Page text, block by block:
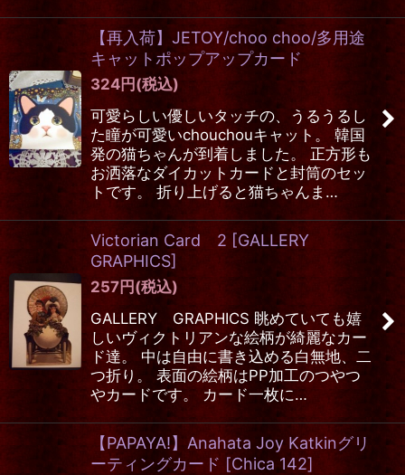
【再入荷】JETOY/choo choo/多用途
キャットポップアップカード
324円 (税込)
可愛らしい優しいタッチの、うるうるし
た瞳が可愛いchouchouキャット。 韓国
発の猫ちゃんが到着しました。 正方形も
お洒落なダイカットカードと封筒のセッ
トです。 折り上げると猫ちゃんま…
Victorian Card 2 [GALLERY
GRAPHICS]
257円 (税込)
GALLERY GRAPHICS 眺めていても嬉
しいヴィクトリアンな絵柄が綺麗なカー
ド達。 中は自由に書き込める白無地、二
つ折り。 表面の絵柄はPP加工のつやつ
やカードです。 カード一枚に…
【PAPAYA!】Anahata Joy Katkinグリ
ーティングカード [Chica 142]